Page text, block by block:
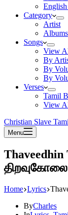
Category
Artist
Albums
Songs
View
By
By
By
Verses
Tamil
View
Christian Slave
Menu
திறவுகோலை
Home Lyrics
ByCharles